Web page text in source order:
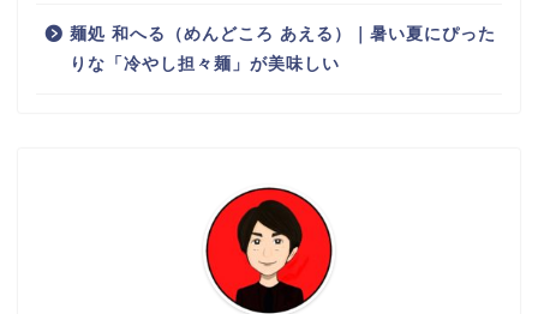
麺処 和へる（めんどころ あえる）｜暑い夏にぴった
りな「冷やし担々麺」が美味しい